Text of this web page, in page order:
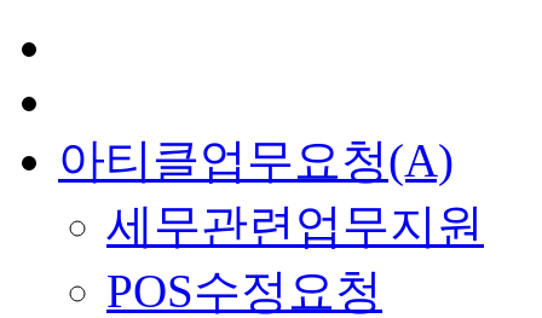
아티클업무요청(A)
세무관련업무지원
POS수정요청